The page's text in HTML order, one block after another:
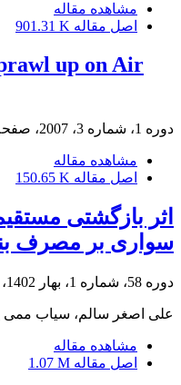
مشاهده مقاله
اصل مقاله 901.31 K
up on Air
دوره 1، شماره 3، 2007، صفحه
مشاهده مقاله
اصل مقاله 150.65 K
اثر بازگشتی
سواری بر مصرف
دوره 58، شماره 1، بهار 1402، صفحه
علی اصغر سالم، سیاب ممی
مشاهده مقاله
اصل مقاله 1.07 M